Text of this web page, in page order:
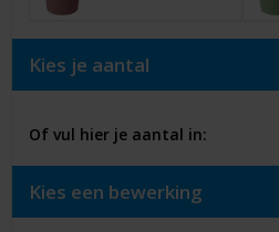
Kies je aantal
Of vul hier je aantal in:
Kies een bewerking